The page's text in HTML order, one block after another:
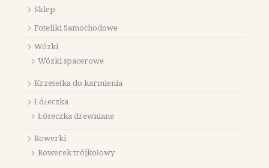
Sklep
Foteliki Samochodowe
Wózki
Wózki spacerowe
Krzesełka do karmienia
Łóżeczka
Łóżeczka drewniane
Rowerki
Rowerek trójkołowy